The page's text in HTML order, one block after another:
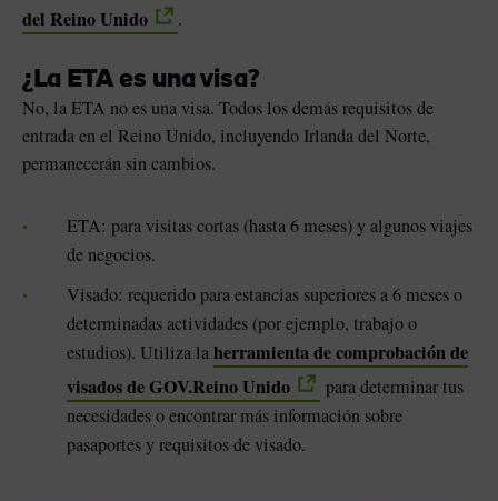
del Reino Unido
.
¿La ETA es una visa?
No, la ETA no es una visa. Todos los demás requisitos de
entrada en el Reino Unido, incluyendo Irlanda del Norte,
permanecerán sin cambios.
ETA: para visitas cortas (hasta 6 meses) y algunos viajes
de negocios.
Visado: requerido para estancias superiores a 6 meses o
determinadas actividades (por ejemplo, trabajo o
estudios). Utiliza laherramienta de comprobación de
visados de GOV.Reino Unido
para determinar tus
necesidades o encontrar más información sobre
pasaportes y requisitos de visado.